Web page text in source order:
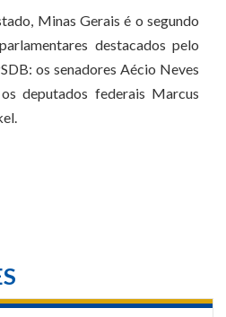
Minas Gerais é o segundo
destacados pelo
os senadores Aécio Neves
deputados federais Marcus